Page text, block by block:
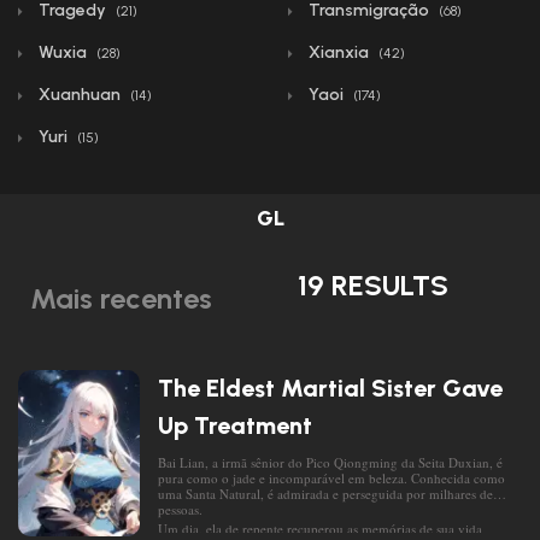
Tragedy (21) Transmigração (68)
Wuxia (28) Xianxia (42)
Xuanhuan (14) Yaoi (174)
Yuri (15)
GL
19 RESULTS
Mais recentes
The Eldest Martial Sister Gave
Up Treatment
Bai Lian, a irmã sênior do Pico Qiongming da Seita Duxian, é
pura como o jade e incomparável em beleza. Conhecida como
uma Santa Natural, é admirada e perseguida por milhares de
pessoas.
Um dia, ela de repente recuperou as memórias de sua vida